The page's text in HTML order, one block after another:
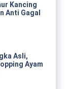
Kancing
Anti Gagal
Asli,
Ayam